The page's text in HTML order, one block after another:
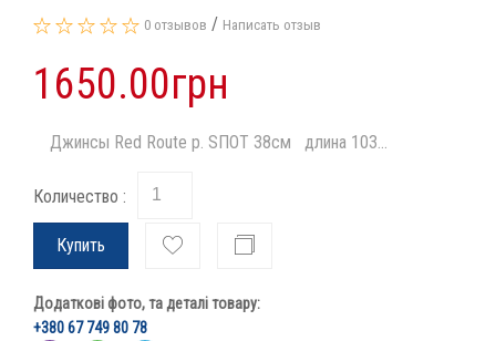
0 отзывов / Написать отзыв
1650.00грн
Джинсы Red Route р. SПОТ 38см длина 103...
Количество :
Купить
Додаткові фото, та деталі товару:
+380 67 749 80 78